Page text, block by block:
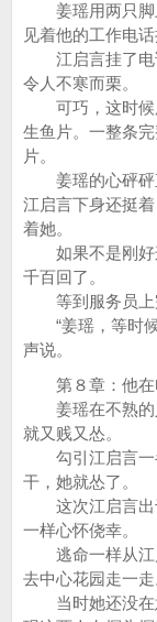
姜瑶用两只脚
见着他的工作电
江启言挂了电
令人不寒而栗。
可巧，这时候
生鱼片。一整条
片。
姜瑶的心砰砰
江启言下身还挺
着她。
如果不是刚好
千百回了。
等到服务员上
“姜瑶，等时候
声说。
第８章：他在
姜瑶在不熟的
就又贱又怂。
勾引江启言一
干，她就怂了。
这次江启言出
一样心怀侥幸。
逃命一样从江
去中心花园走一
当时她还没在